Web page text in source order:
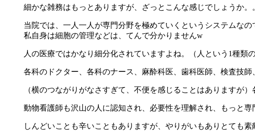
細かな雑務はもっとありますが、ざっとこんな感じでしょうか。
当院では、一人一人が専門分野を極めていくというシステムなの
私自身は細胞の管理などは、てんで分かりませんw
人の医療ではかなり細分化されていますよね。（人という1種類
各科のドクター、各科のナース、麻酔科医、歯科医師、検査技
（横のつながりがなさすぎて、不便を感じることはありますが
動物看護師も沢山の人に認知され、必要性を理解され、もっと
しんどいことも辛いこともありますが、やりがいもありとても素